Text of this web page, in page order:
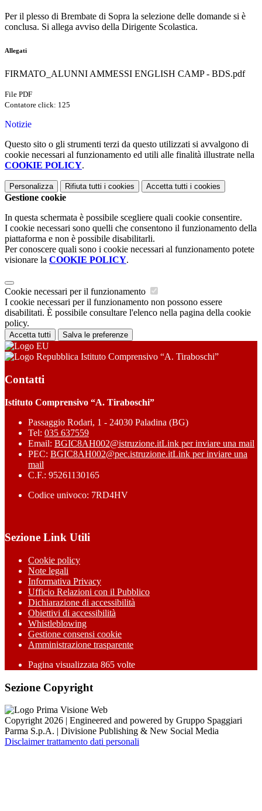
Per il plesso di Brembate di Sopra la selezione delle domande si è
conclusa. Si allega avviso della Dirigente Scolastica.
Allegati
FIRMATO_ALUNNI AMMESSI ENGLISH CAMP - BDS.pdf
File PDF
Contatore click: 125
Notizie
Questo sito o gli strumenti terzi da questo utilizzati si avvalgono di
cookie necessari al funzionamento ed utili alle finalità illustrate nella
COOKIE POLICY.
Personalizza Rifiuta tutti i cookies Accetta tutti i cookies
Gestione cookie
In questa schermata è possibile scegliere quali cookie consentire.
I cookie necessari sono quelli che consentono il funzionamento della
piattaforma e non è possibile disabilitarli.
Per conoscere quali sono i cookie necessari al funzionamento potete
visionare la COOKIE POLICY.
Cookie necessari per il funzionamento
I cookie necessari per il funzionamento non possono essere
disabilitati. È possibile consultare l'elenco nella pagina della cookie
policy.
Accetta tutti Salva le preferenze
Istituto Comprensivo “A. Tiraboschi”
Contatti
Istituto Comprensivo “A. Tiraboschi”
Passaggio Rodari, 1 - 24030 Paladina (BG)
Tel: 035 637559
Email: BGIC8AH002@istruzione.itLink per inviare una mail
PEC: BGIC8AH002@pec.istruzione.itLink per inviare una
mail
C.F.: 95261130165
Codice univoco: 7RD4HV
Sezione Link Utili
Cookie policy
Note legali
Informativa Privacy
Ufficio Relazioni con il Pubblico
Dichiarazione di accessibilità
Obiettivi di accessibilità
Whistleblowing
Gestione consensi cookie
Amministrazione trasparente
Pagina visualizzata 865 volte
Sezione Copyright
Copyright 2026 | Engineered and powered by Gruppo Spaggiari
Parma S.p.A. | Divisione Publishing & New Social Media
Disclaimer trattamento dati personali